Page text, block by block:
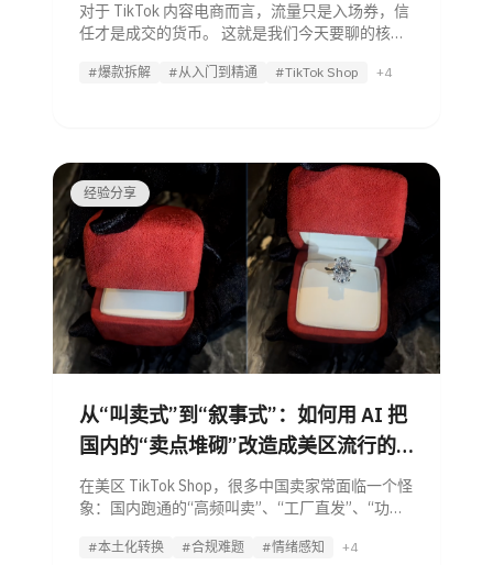
对于 TikTok 内容电商而言，流量只是入场券，信
任才是成交的货币。 这就是我们今天要聊的核心
拆解了大量 TikTok 头部博主的爆款视频，总结出
#爆款拆解 #从入门到精通 #TikTok Shop +4
经验分享
从“叫卖式”到“叙事式”：如何用 AI 把
国内的“卖点堆砌”改造成美区流行的
POV 故事？
在美区 TikTok Shop，很多中国卖家常面临一个怪
象：国内跑通的“高频叫卖”、“工厂直发”、“功能
举报限流。 但在同一时间，一条看似随手拍的、
#本土化转换 #合规难题 #情绪感知 +4